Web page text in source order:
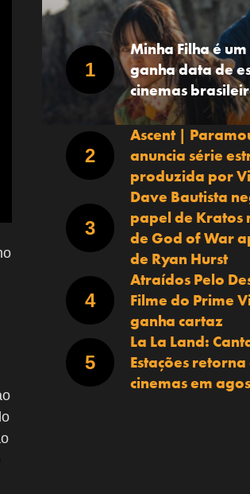
Minha Filha é
ganha data de
cinemas
Ascent |
anuncia série
produzida por
Dave Bautista
papel de Kratos
de God of War
de Ryan Hurst
Atraídos Pelo
Filme do Prime
ganha cartaz
La La Land:
Estações retorna
cinemas em